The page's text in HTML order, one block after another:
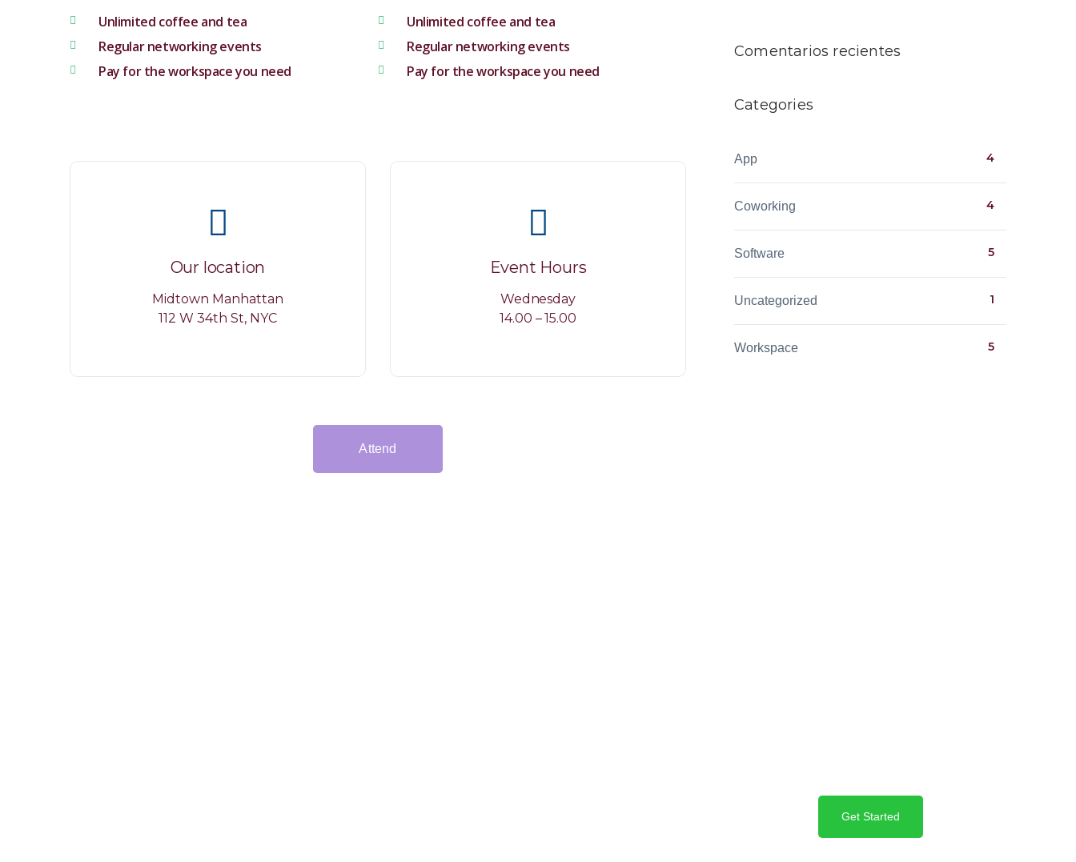
Unlimited coffee and tea
Regular networking events
Pay for the workspace you need
Unlimited coffee and tea
Regular networking events
Pay for the workspace you need
Our location
Midtown Manhattan
112 W 34th St, NYC
Event Hours
Wednesday
14.00 – 15.00
Attend
Comentarios recientes
Categories
App 4
Coworking 4
Software 5
Uncategorized 1
Workspace 5
Get Started